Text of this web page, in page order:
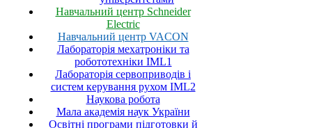
Навчальний центр Schneider
Electric
Навчальний центр VACON
Лабораторія мехатроніки та
робототехніки IML1
Лабораторія сервоприводів і
систем керування рухом IML2
Наукова робота
Мала академія наук України
Освітні програми підготовки й